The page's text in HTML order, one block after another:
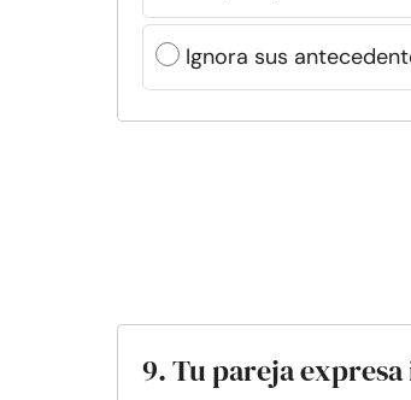
Ignora sus
9. Tu pareja